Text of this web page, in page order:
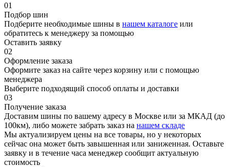
01
Подбор шин
Подберите необходимые шины в нашем каталоге или
обратитесь к менеджеру за помощью
Оставить заявку
02
Оформление заказа
Оформите заказ на сайте через корзину или с помощью
менеджера
Выберите подходящий способ оплаты и доставки
03
Получение заказа
Доставим шины по вашему адресу в Москве или за МКАД (до
100км), либо можете забрать заказ на нашем складе
Мы актуализируем цены на все товары, но у некоторых
сейчас она может быть завышенная или заниженная. Оставьте
заявку и в течение часа менеджер сообщит актуальную
стоимость